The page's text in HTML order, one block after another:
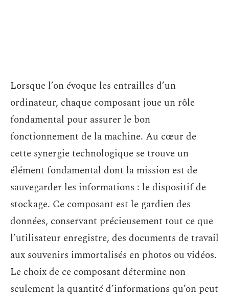
Lorsque l’on évoque les entrailles d’un
ordinateur, chaque composant joue un rôle
fondamental pour assurer le bon
fonctionnement de la machine. Au cœur de
cette synergie technologique se trouve un
élément fondamental dont la mission est de
sauvegarder les informations : le dispositif de
stockage. Ce composant est le gardien des
données, conservant précieusement tout ce que
l’utilisateur enregistre, des documents de travail
aux souvenirs immortalisés en photos ou vidéos.
Le choix de ce composant détermine non
seulement la quantité d’informations qu’on peut